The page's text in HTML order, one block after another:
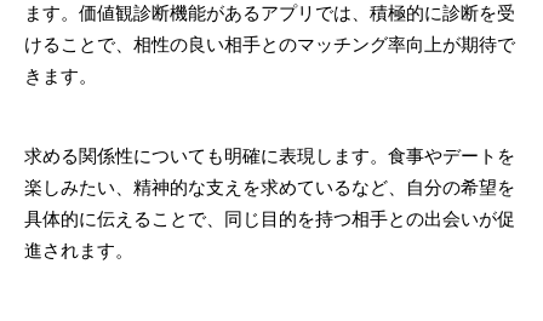
ます。価値観診断機能があるアプリでは、積極的に診断を受
けることで、相性の良い相手とのマッチング率向上が期待で
きます。
求める関係性についても明確に表現します。食事やデートを
楽しみたい、精神的な支えを求めているなど、自分の希望を
具体的に伝えることで、同じ目的を持つ相手との出会いが促
進されます。